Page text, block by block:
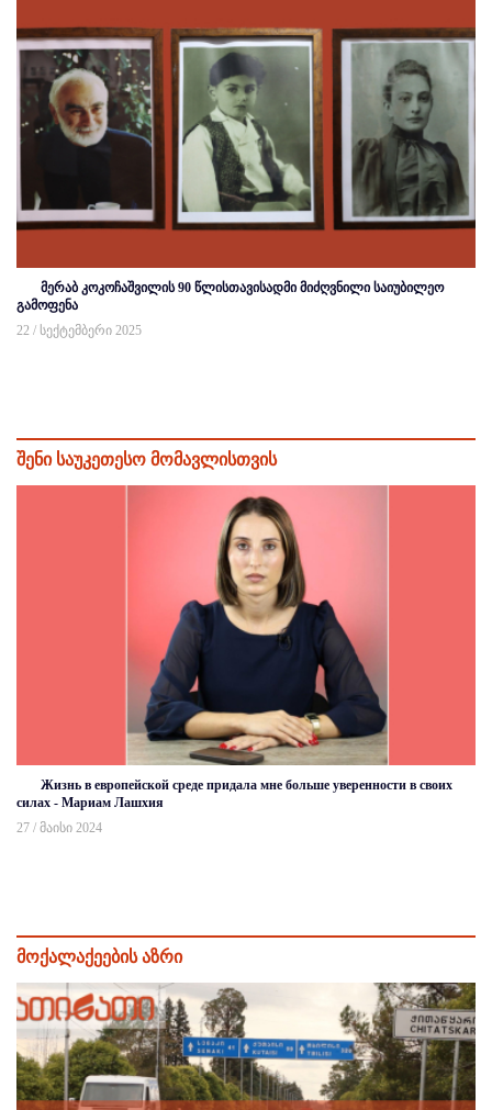
მერაბ კოკოჩაშვილის 90 წლისთავისადმი მიძღვნილი საიუბილეო
გამოფენა
22 / სექტემბერი 2025
შენი საუკეთესო მომავლისთვის
Жизнь в европейской среде придала мне больше уверенности в своих
силах - Мариам Лашхия
27 / მაისი 2024
მოქალაქეების აზრი